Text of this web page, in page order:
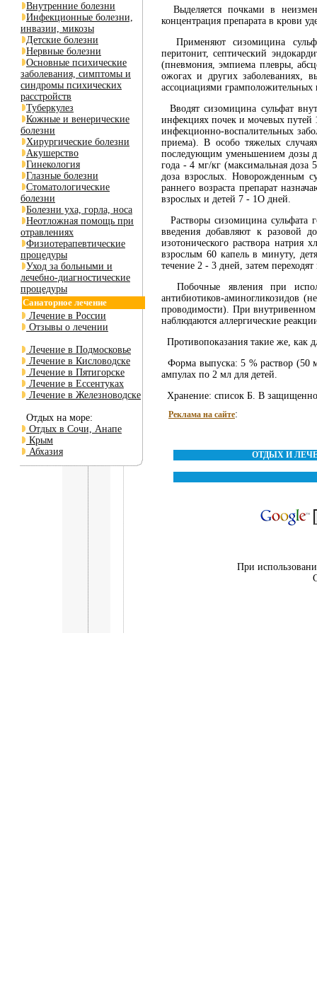
Внутренние болезни
Инфекционные болезни,
инвазии, микозы
Детские болезни
Нервные болезни
Основные психические
заболевания, симптомы и
синдромы психических
расстройств
Туберкулез
Кожные и венерические
болезни
Хирургические болезни
Акушерство
Гинекология
Глазные болезни
Стоматологические
болезни
Болезни уха, горла, носа
Неотложная помощь при
отравлениях
Физиотерапевтические
процедуры
Уход за больными и
лечебно-диагностические
процедуры
Санаторное лечение
Лечение в России
Отзывы о лечении
Лечение в Подмосковье
Лечение в Кисловодске
Лечение в Пятигорске
Лечение в Ессентуках
Лечение в Железноводске
Отдых на море:
Отдых в Сочи, Анапе
Крым
Абхазия
Выделяется почками в
концентрация препарата в крови
Применяют сизомицина
перитонит, септический
(пневмония, эмпиема плевры,
ожогах и других заболеваниях,
ассоциациями грамположительных
Вводят сизомицина сульфат
инфекциях почек и мочевых путей
инфекционно-воспалительных
приема). В особо тяжелых
последующим уменьшением дозы
года - 4 мг/кг (максимальная доза
доза взрослых. Новорожденным
раннего возраста препарат
взрослых и детей 7 - 1О дней.
Растворы сизомицина сульфата
введения добавляют к разовой
изотонического раствора
взрослым 60 капель в минуту,
течение 2 - 3 дней, затем
Побочные явления при
антибиотиков-аминогликозидов
проводимости). При
наблюдаются аллергические
Противопоказания такие же, как
Форма выпуска: 5 % раствор (50
ампулах по 2 мл для детей.
Хранение: список Б. В
Реклама на сайте:
ОТДЫХ И
При